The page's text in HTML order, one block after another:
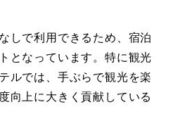
しで利用できるため、宿泊
となっています。特に観光
ルでは、手ぶらで観光を楽
向上に大きく貢献している